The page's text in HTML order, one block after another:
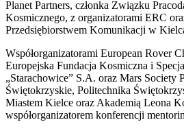
Planet Partners, członka Związku
Kosmicznego, z organizatorami ERC
Przedsiębiorstwem Komunikacji w
Współorganizatorami European Rover
Europejska Fundacja Kosmiczna i
„Starachowice” S.A. oraz Mars Society
Świętokrzyskie, Politechnika
Miastem Kielce oraz Akademią Leona
współorganizatorem konferencji